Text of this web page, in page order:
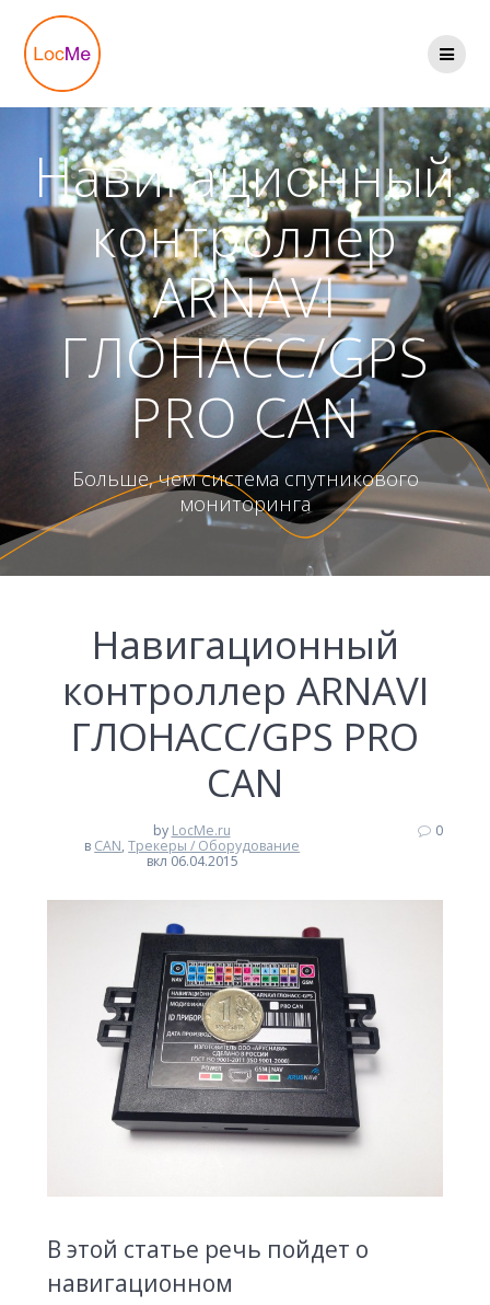
Навигационный
контроллер
ARNAVI
ГЛОНАСС/GPS
PRO CAN
Больше, чем система спутникового
мониторинга
Навигационный
контроллер ARNAVI
ГЛОНАСС/GPS PRO
CAN
by LocMe.ru
в CAN,Трекеры / Оборудование
вкл 06.04.2015
0
В этой статье речь пойдет о
навигационном